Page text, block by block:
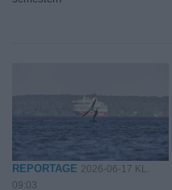
REPORTAGE 2026-06-17 KL.
09:03